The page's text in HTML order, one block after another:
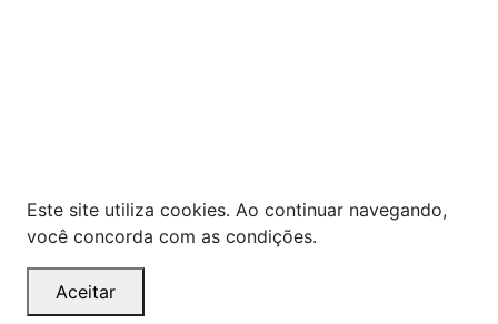
Este site utiliza cookies. Ao continuar navegando,
você concorda com as condições.
Aceitar